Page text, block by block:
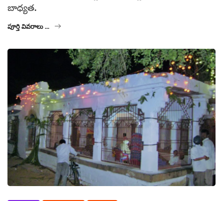
బాధ్యత.
పూర్తి వివరాలు ...